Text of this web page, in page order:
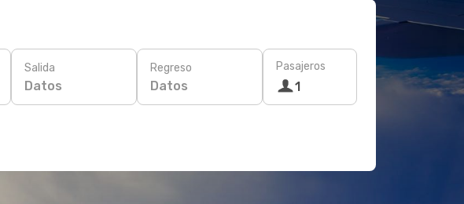
Salida
Datos
Regreso
Datos
Pasajeros
1